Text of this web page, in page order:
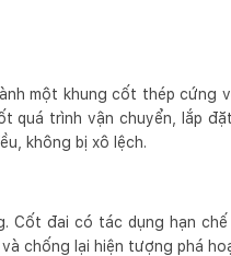
một khung cốt thép cứng
quá trình vận chuyển, lắp
không bị xô lệch.
đai có tác dụng hạn
chống lại hiện tượng phá